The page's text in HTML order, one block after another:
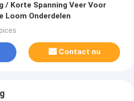
/ Korte Spanning Veer Voor
Loom Onderdelen
Contact nu